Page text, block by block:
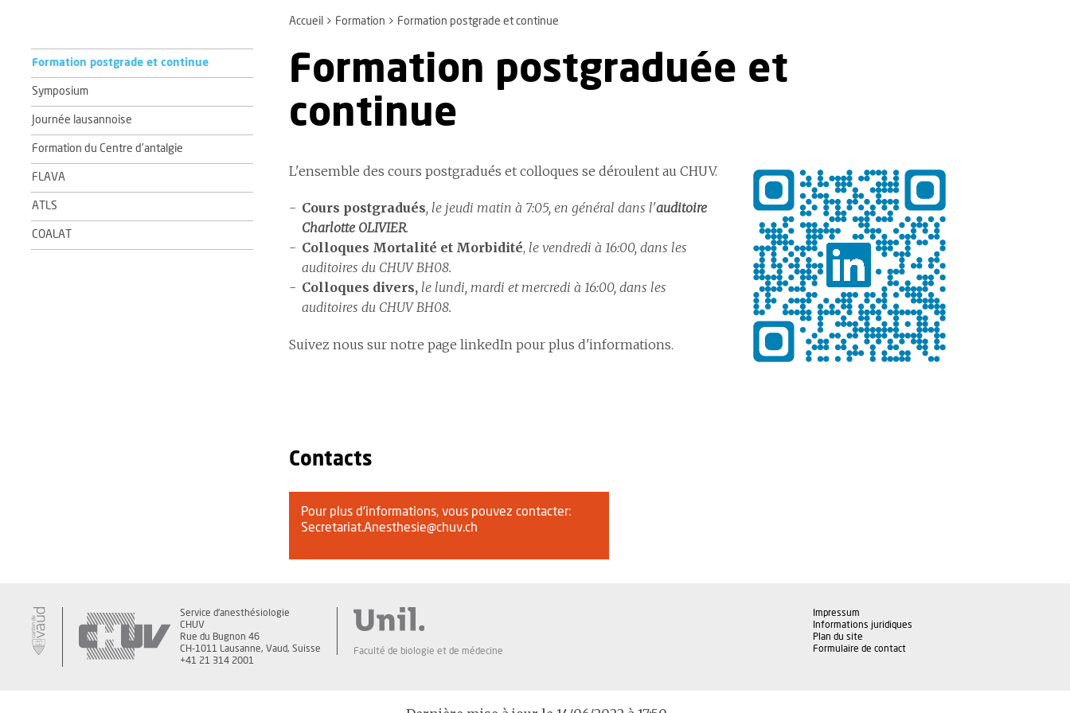
Accueil Formation Formation postgrade et continue
Formation postgrade et continue
Symposium
Journée lausannoise
Formation du Centre d'antalgie
FLAVA
ATLS
COALAT
Formation postgraduée et
continue
L'ensemble des cours postgradués et colloques se déroulent au CHUV.
Cours postgradués, le jeudi matin à 7:05, en général dans l'auditoire
Charlotte OLIVIER.
Colloques Mortalité et Morbidité, le vendredi à 16:00, dans les
auditoires du CHUV BH08.
Colloques divers, le lundi, mardi et mercredi à 16:00, dans les
auditoires du CHUV BH08.
Suivez nous sur notre page linkedIn pour plus d'informations.
Contacts
Pour plus d'informations, vous pouvez contacter:
Secretariat.Anesthesie@chuv.ch
Service d'anesthésiologie
CHUV
Rue du Bugnon 46
CH-1011 Lausanne, Vaud, Suisse
+41 21 314 2001
Faculté de biologie et de médecine
Impressum
Informations juridiques
Plan du site
Formulaire de contact